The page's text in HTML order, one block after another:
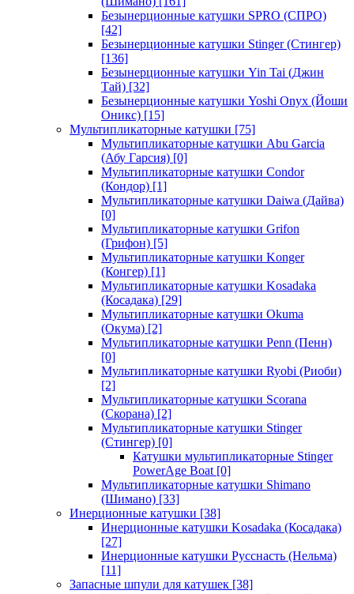
Безынерционные катушки SPRO (СПРО)
[42]
Безынерционные катушки Stinger (Стингер)
[136]
Безынерционные катушки Yin Tai (Джин
Тай) [32]
Безынерционные катушки Yoshi Onyx (Йоши
Оникс) [15]
Мультипликаторные катушки [75]
Мультипликаторные катушки Abu Garcia
(Абу Гарсия) [0]
Мультипликаторные катушки Condor
(Кондор) [1]
Мультипликаторные катушки Daiwa (Дайва)
[0]
Мультипликаторные катушки Grifon
(Грифон) [5]
Мультипликаторные катушки Konger
(Конгер) [1]
Мультипликаторные катушки Kosadaka
(Косадака) [29]
Мультипликаторные катушки Okuma
(Окума) [2]
Мультипликаторные катушки Penn (Пенн)
[0]
Мультипликаторные катушки Ryobi (Риоби)
[2]
Мультипликаторные катушки Scorana
(Скорана) [2]
Мультипликаторные катушки Stinger
(Стингер) [0]
Катушки мультипликаторные Stinger
PowerAge Boat [0]
Мультипликаторные катушки Shimano
(Шимано) [33]
Инерционные катушки [38]
Инерционные катушки Kosadaka (Косадака)
[27]
Инерционные катушки Русснасть (Нельма)
[11]
Запасные шпули для катушек [38]